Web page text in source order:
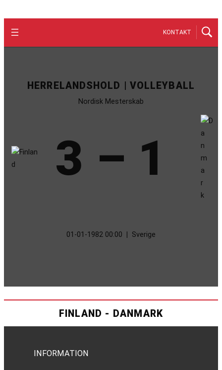
KONTAKT
HERRELANDSHOLD | VOLLEYBALL
Nordisk Mesterskab
3 – 1
01-01-1982 00:00 Sverige
FINLAND - DANMARK
INFORMATION